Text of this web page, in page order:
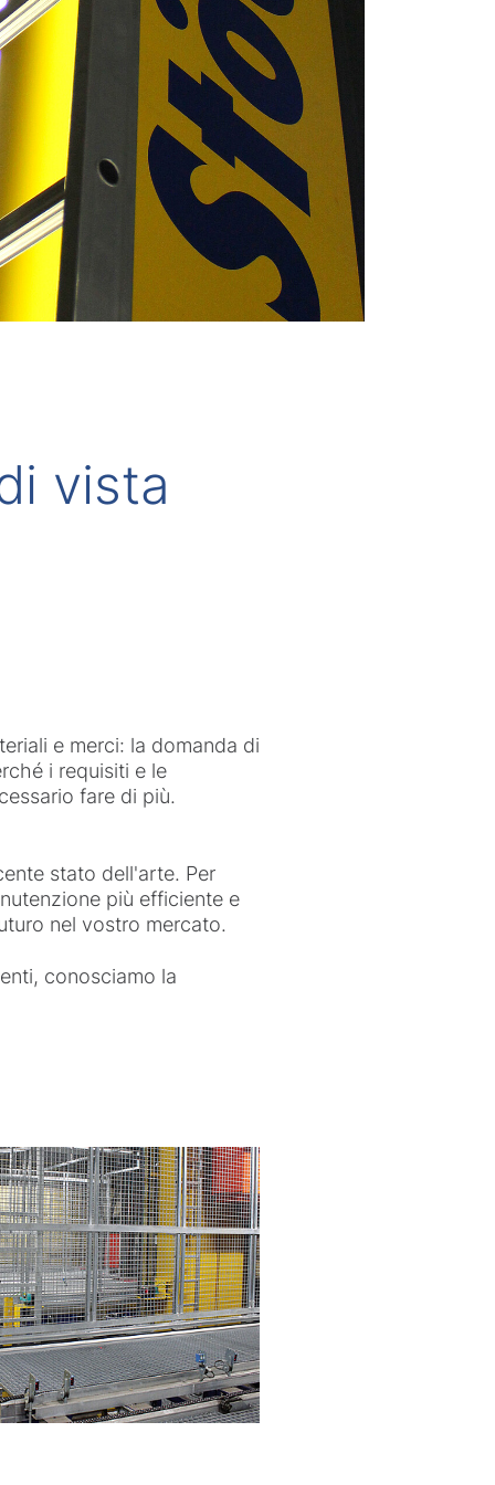
vista
e merci: la domanda di
i requisiti e le
fare di più.
stato dell'arte. Per
più efficiente e
nel vostro mercato.
conosciamo la